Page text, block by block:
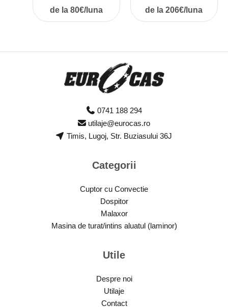
de la 80€/luna de la 206€/luna
0741 188 294
utilaje@eurocas.ro
Timis, Lugoj, Str. Buziasului 36J
Categorii
Cuptor cu Convectie
Dospitor
Malaxor
Masina de turat/intins aluatul (laminor)
Utile
Despre noi
Utilaje
Contact